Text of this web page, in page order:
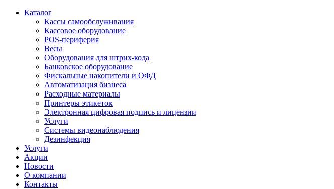
Каталог
Кассы самообслуживания
Кассовое оборудование
POS-периферия
Весы
Оборудования для штрих-кода
Банковское оборудование
Фискальные накопители и ОФД
Автоматизация бизнеса
Расходные материалы
Принтеры этикеток
Электронная цифровая подпись и лицензии
Услуги
Системы видеонаблюдения
Дезинфекция
Услуги
Акции
Новости
О компании
Контакты